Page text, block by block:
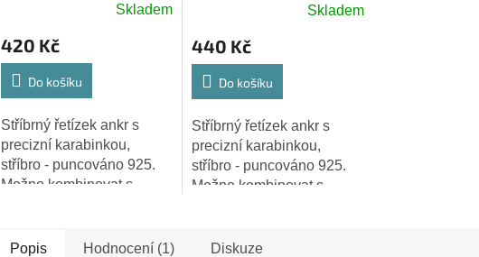
Skladem
420 Kč
Do košíku
Stříbrný řetízek ankr s
precizní karabinkou,
stříbro - puncováno 925.
Možno kombinovat s
Skladem
440 Kč
Do košíku
Stříbrný řetízek ankr s
precizní karabinkou,
stříbro - puncováno 925.
Možno kombinovat s
Popis Hodnocení (1) Diskuze